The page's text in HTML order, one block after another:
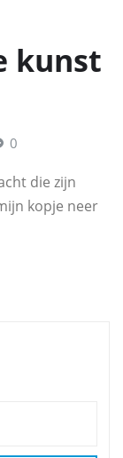
kunst
0
die zijn
kopje neer